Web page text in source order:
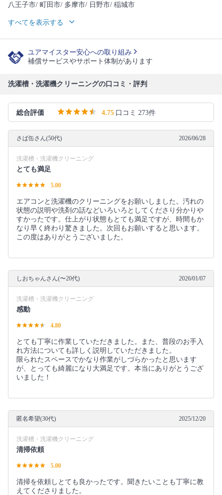
八王子市/ 町田市/ 多摩市/ 日野市/ 稲城市
すべてを表示する
ユアマイスター安心への取り組み
補償サービスやサポート体制があります
洗濯槽・洗濯機クリーニングの口コミ・評判
総合評価 4.75 口コミ 273件
さば缶さん(50代) 2026/06/28
洗濯槽・洗濯機クリーニング
とても満足
5.00
エアコンと洗濯機のクリーニングをお願いしました。汚れの
状態の説明や洗剤の話などいろいろとしてくださり分かりや
すかったです。仕上がり状態もとても満足ですが、時間もか
なり早く終わり驚きました。次回もお願いすると思います。
この度はありがとうございました。
しおちゃんさん(〜20代) 2026/01/07
洗濯槽・洗濯機クリーニング
感動
4.80
とても丁寧に作業していただきました。また、普段のお手入
れ方法についても詳しく説明していただきました。
限られたスペースでかなり作業がしづらかったと思います
が、とっても綺麗になり大満足です。本当にありがとうござ
いました！
匿名希望(30代) 2025/12/20
洗濯槽・洗濯機クリーニング
清掃依頼
5.00
清掃を依頼しとても良かったです。聞きたいことも丁寧に教
えてくださりました。